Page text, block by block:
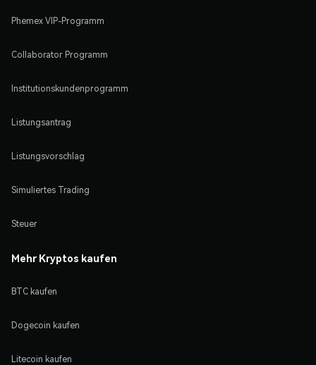
Phemex VIP-Programm
Collaborator Programm
Institutionskundenprogramm
Listungsantrag
Listungsvorschlag
Simuliertes Trading
Steuer
Mehr Kryptos kaufen
BTC kaufen
Dogecoin kaufen
Litecoin kaufen